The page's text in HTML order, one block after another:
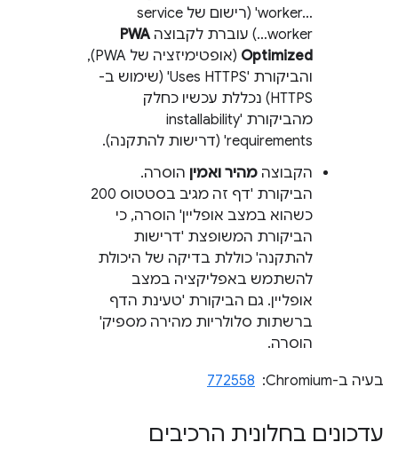
worker…‎' (רישום של service
worker…) עוברת לקבוצה
PWA
Optimized
(אופטימיזציה של PWA),
והביקורת 'Uses HTTPS' (שימוש ב-
HTTPS) נכללת עכשיו כחלק
מהביקורת 'installability
requirements' (דרישות להתקנה).
הקבוצה מהיר ואמין הוסרה.
הביקורת 'דף זה מגיב בסטטוס 200
כשהוא במצב אופליין' הוסרה, כי
הביקורת המשופצת 'דרישות
להתקנה' כוללת בדיקה של היכולת
להשתמש באפליקציה במצב
אופליין. גם הביקורת 'טעינת הדף
ברשתות סלולריות מהירה מספיק'
הוסרה.
בעיה ב-Chromium: ‏ 772558
עדכונים בחלונית הרכיבים